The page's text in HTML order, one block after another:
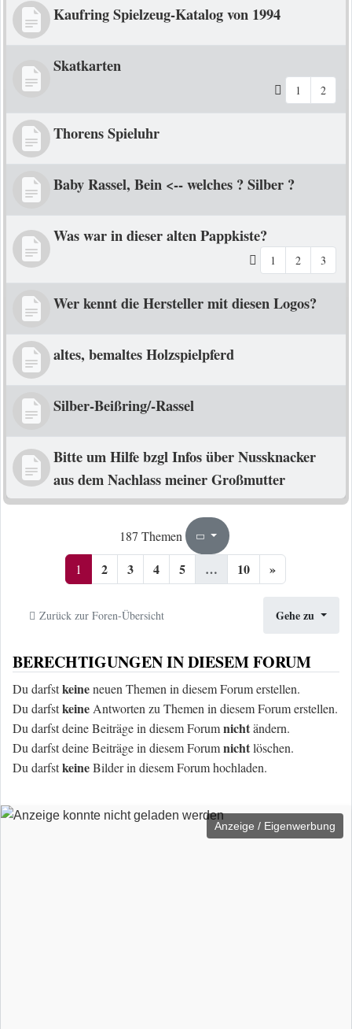
Kaufring Spielzeug-Katalog von 1994
Skatkarten
1 2
Thorens Spieluhr
Baby Rassel, Bein <-- welches ? Silber ?
Was war in dieser alten Pappkiste?
1 2 3
Wer kennt die Hersteller mit diesen Logos?
altes, bemaltes Holzspielpferd
Silber-Beißring/-Rassel
Bitte um Hilfe bzgl Infos über Nussknacker
aus dem Nachlass meiner Großmutter
187 Themen Seite1
1 2 3 4 5 … 10 »
Zurück zur Foren-Übersicht Gehe zu
BERECHTIGUNGEN IN DIESEM FORUM
Du darfstkeineneuen Themen in diesem Forum erstellen.
Du darfstkeine Antworten zu Themen in diesem Forum erstellen.
Du darfst deine Beiträge in diesem Forumnichtändern.
Du darfst deine Beiträge in diesem Forumnichtlöschen.
Du darfstkeineBilder in diesem Forum hochladen.
Anzeige / Eigenwerbung